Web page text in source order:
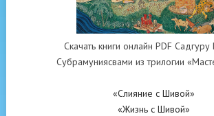
Скачать книги онлайн PDF
Субрамуниясвами из трилогии
«Слияние с Шивой»
«Жизнь с Шивой»